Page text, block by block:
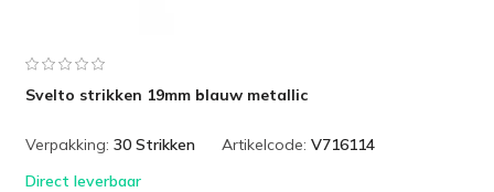
Svelto strikken 19mm blauw metallic
Verpakking: 30 Strikken Artikelcode: V716114
Direct leverbaar